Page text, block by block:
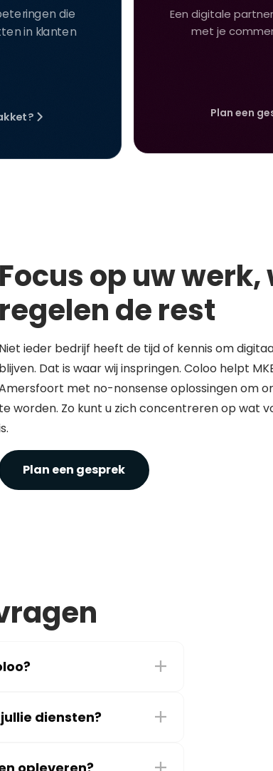
die
in klanten
Een digitale
met je
Plan een
Focus op uw werk,
regelen de rest
Niet ieder bedrijf heeft de tijd of kennis om
blijven. Dat is waar wij inspringen. Coloo helpt
met no-nonsense oplossingen om
te worden. Zo kunt u zich concentreren op wat
Plan een gesprek
diensten?